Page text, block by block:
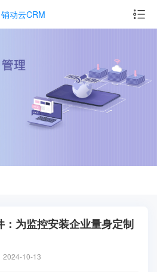
销动云CRM
：为监控安装企业量身定制
2024-10-13